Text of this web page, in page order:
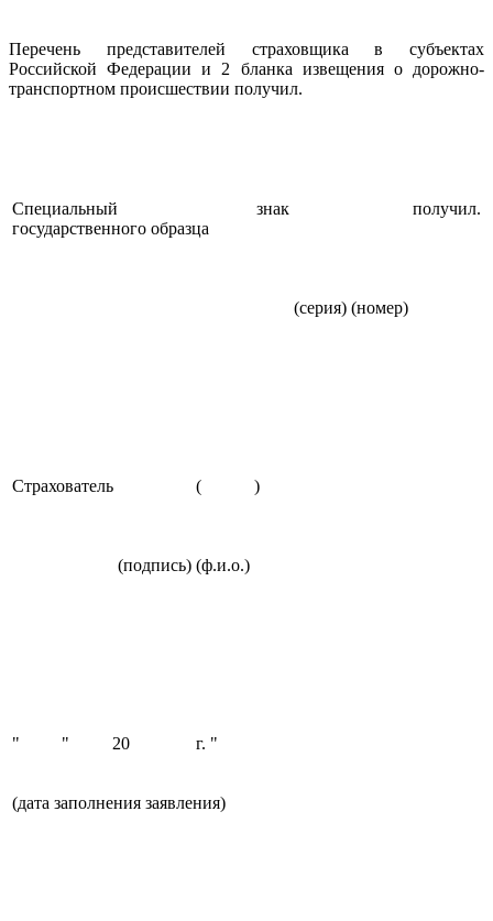
Перечень представителей страховщика в субъектах
Российской Федерации и 2 бланка извещения о дорожно-
транспортном происшествии получил.
Специальный знак
государственного образца
получил.
(серия) (номер)
Страхователь ( )
(подпись) (ф.и.о.)
" " 20 г. "
(дата заполнения заявления)